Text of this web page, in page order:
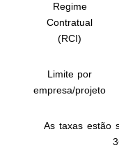
Regime
Contratual
(RCI)
Limite por
empresa/projeto
As taxas estão